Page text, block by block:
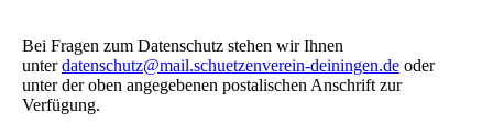
Bei Fragen zum Datenschutz stehen wir Ihnen
unterdatenschutz@mail.schuetzenverein-deiningen.de oder
unter der oben angegebenen postalischen Anschrift zur
Verfügung.